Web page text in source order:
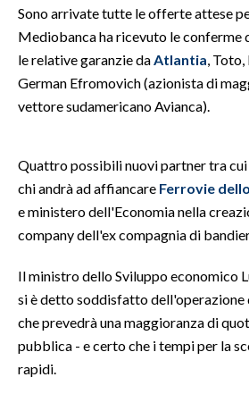
TENNIS
ALTRI SPORT
CULTURA
GOSSIP
SALUTE
SARDI NEL MONDO
NOTIZIE
EVENTI
Sono arrivate tutte le offerte attese
Mediobanca ha ricevuto le conferme
le relative garanzie da Atlantia ,
German Efromovich (azionista di
vettore sudamericano Avianca).
Quattro possibili nuovi partner tra
chi andrà ad affiancare Ferrovie del
e ministero dell'Economia nella
company dell'ex compagnia di
Il ministro dello Sviluppo economico
si è detto soddisfatto dell'operazione
che prevedrà una maggioranza di
pubblica - e certo che i tempi per la
rapidi.